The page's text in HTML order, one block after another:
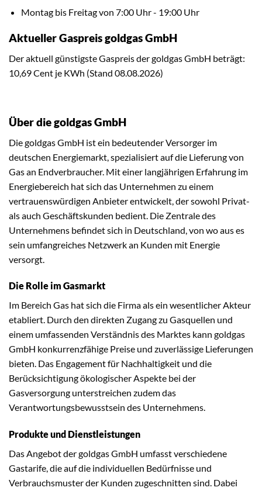
Montag bis Freitag von 7:00 Uhr - 19:00 Uhr
Aktueller Gaspreis goldgas GmbH
Der aktuell günstigste Gaspreis der goldgas GmbH beträgt:
10,69 Cent je KWh (Stand 08.08.2026)
Über die goldgas GmbH
Die goldgas GmbH ist ein bedeutender Versorger im
deutschen Energiemarkt, spezialisiert auf die Lieferung von
Gas an Endverbraucher. Mit einer langjährigen Erfahrung im
Energiebereich hat sich das Unternehmen zu einem
vertrauenswürdigen Anbieter entwickelt, der sowohl Privat-
als auch Geschäftskunden bedient. Die Zentrale des
Unternehmens befindet sich in Deutschland, von wo aus es
sein umfangreiches Netzwerk an Kunden mit Energie
versorgt.
Die Rolle im Gasmarkt
Im Bereich Gas hat sich die Firma als ein wesentlicher Akteur
etabliert. Durch den direkten Zugang zu Gasquellen und
einem umfassenden Verständnis des Marktes kann goldgas
GmbH konkurrenzfähige Preise und zuverlässige Lieferungen
bieten. Das Engagement für Nachhaltigkeit und die
Berücksichtigung ökologischer Aspekte bei der
Gasversorgung unterstreichen zudem das
Verantwortungsbewusstsein des Unternehmens.
Produkte und Dienstleistungen
Das Angebot der goldgas GmbH umfasst verschiedene
Gastarife, die auf die individuellen Bedürfnisse und
Verbrauchsmuster der Kunden zugeschnitten sind. Dabei